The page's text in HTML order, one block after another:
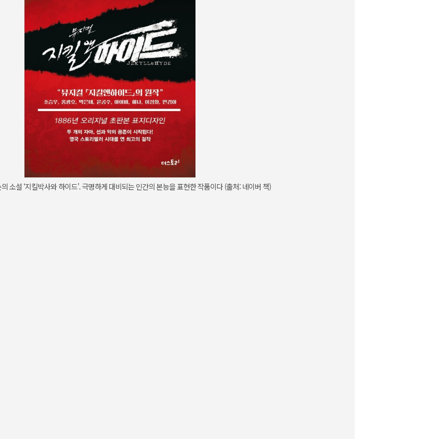
소설 ‘지킬박사와 하이드’. 극명하게 대비되는 인간의 본능을 표현한 작품이다 (출처: 네이버 책)